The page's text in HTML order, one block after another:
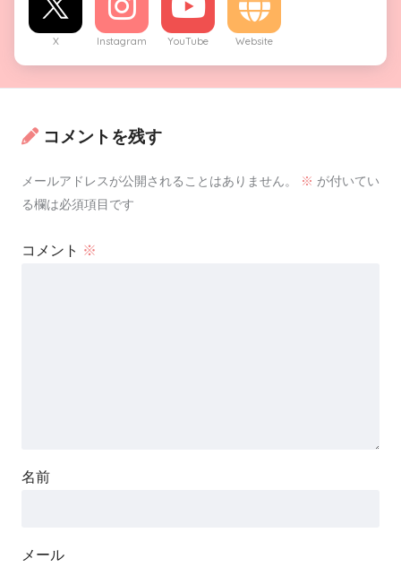
X Instagram YouTube Website
コメントを残す
メールアドレスが公開されることはありません。 ※ が付いてい
る欄は必須項目です
コメント ※
名前
メール